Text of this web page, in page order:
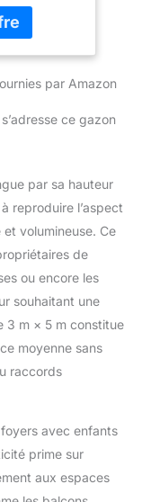
et
les
: 18900
et
surface
par Amazon
ce gazon
par sa hauteur
reproduire l’aspect
volumineuse. Ce
de
ou encore les
souhaitant une
3 m × 5 m constitue
moyenne sans
raccords
avec enfants
prime sur
aux espaces